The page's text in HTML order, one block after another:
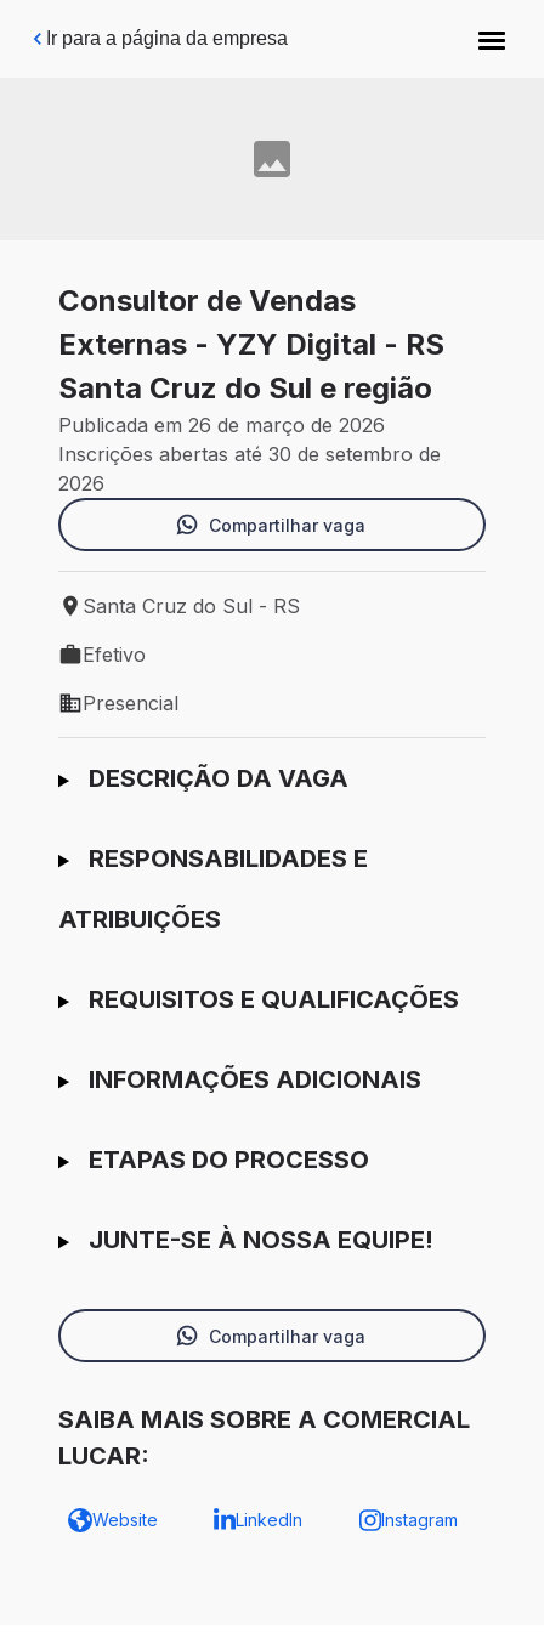
Pular para o conteúdo principal
Ir para a página da empresa
Consultor de Vendas
Externas - YZY Digital - RS
Santa Cruz do Sul e região
Publicada em 26 de março de 2026
Inscrições abertas até 30 de setembro de
2026
Compartilhar vaga
Local de trabalho: Santa Cruz do Sul - RS
Santa Cruz do Sul - RS
Tipo de vaga: Efetivo
Efetivo
Modelo de trabalho: Presencial
Presencial
Ir para candidatura
DESCRIÇÃO DA VAGA
RESPONSABILIDADES E
ATRIBUIÇÕES
REQUISITOS E QUALIFICAÇÕES
INFORMAÇÕES ADICIONAIS
ETAPAS DO PROCESSO
JUNTE-SE À NOSSA EQUIPE!
Compartilhar vaga
SAIBA MAIS SOBRE A COMERCIAL
LUCAR:
Website LinkedIn Instagram